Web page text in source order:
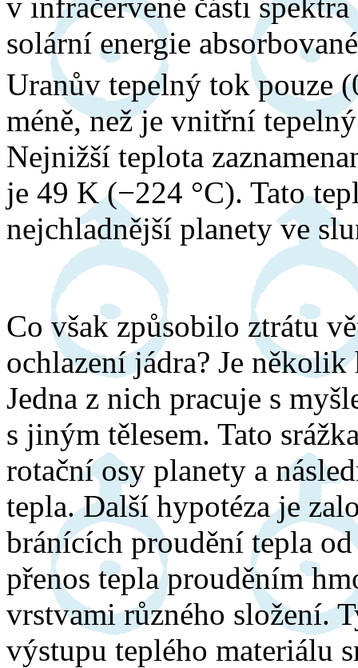
solární energie
Uranův tepelný tok pouze
méně, než je vnitřní
Nejnižší teplota
je 49 K (−224 °C). Tato
nejchladnější planety ve
Co však způsobilo ztrátu
ochlazení jádra? Je
Jedna z nich pracuje s
s jiným tělesem. Tato
rotační osy planety a
tepla. Další hypotéza je
bránících proudění tepla
přenos tepla prouděním
vrstvami různého složení.
výstupu teplého materiálu